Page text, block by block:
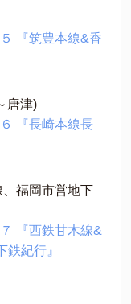
『筑豊本線&香
唐津)
『長崎本線長
福岡市営地下
『西鉄甘木線&
紀行』